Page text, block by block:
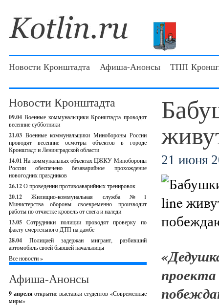
Новости Кронштадта Афиша-Анонсы ТПП
Новости Кронштадта
09.04 Военные коммунальщики Кронштадта проводят
весенние субботники
21.03 Военные коммунальщики Минобороны России
проводят весенние осмотры объектов в городе
Кронштадт и Ленинградской области
14.01 На коммунальных объектах ЦЖКУ Минобороны
России обеспечено безаварийное прохождение
новогодних праздников
26.12О проведении противоаварийных тренировок
20.12
Жилищно-коммунальная служба №1
Министерства обороны своевременно производит
работы по отчистке кровель от снега и наледи
13.05 Сотрудники полиции проводят проверку по
факту смертельного ДТП на дамбе
28.04
Полицией задержан мигрант, разбивший
автомобиль своей бывшей начальницы
Все новости »
Афиша-Анонсы
9 апреляоткрытие выставки студентов «Современные
миры»
21 июня